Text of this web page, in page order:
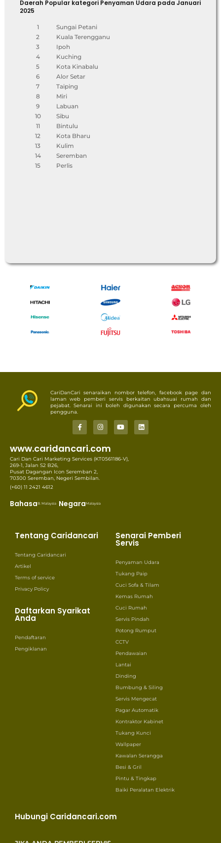
Daerah Popular kategori Penyaman Udara pada Januari
2025
1
Sungai Petani
2
Kuala Terengganu
3
Ipoh
4
Kuching
5
Kota Kinabalu
6
Alor Setar
7
Taiping
8
Miri
9
Labuan
10
Sibu
11
Bintulu
12
Kota Bharu
13
Kulim
14
Seremban
15
Perlis
CariDanCari senaraikan nombor telefon, facebook page dan
laman web pemberi servis berkaitan ubahsuai rumah dan
pejabat. Senarai ini boleh digunakan secara percuma oleh
pengguna.
www.caridancari.com
Cari Dan Cari Marketing Services (KT0561186-V),
269-1, Jalan S2 B26,
Pusat Dagangan Icon Seremban 2,
70300 Seremban, Negeri Sembilan.
(+60) 11 2421 4612
BahasaB. Malaysia NegaraMalaysia
Tentang Caridancari
Tentang Caridancari
Artikel
Terms of service
Privacy Policy
Daftarkan Syarikat
Anda
Pendaftaran
Pengiklanan
Senarai Pemberi
Servis
Penyaman Udara
Tukang Paip
Cuci Sofa & Tilam
Kemas Rumah
Cuci Rumah
Servis Pindah
Potong Rumput
CCTV
Pendawaian
Lantai
Dinding
Bumbung & Siling
Servis Mengecat
Pagar Automatik
Kontraktor Kabinet
Tukang Kunci
Wallpaper
Kawalan Serangga
Besi & Gril
Pintu & Tingkap
Baiki Peralatan Elektrik
Hubungi Caridancari.com